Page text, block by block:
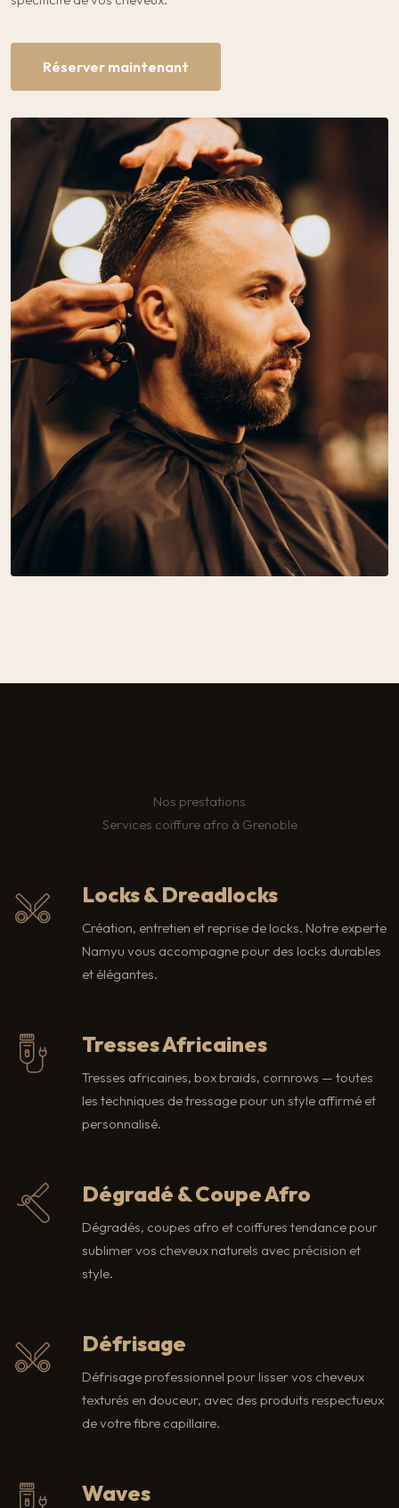
Réserver maintenant
Nos prestations
Services coiffure afro à Grenoble
Locks & Dreadlocks
Création, entretien et reprise de locks. Notre experte
Namyu vous accompagne pour des locks durables
et élégantes.
Tresses Africaines
Tresses africaines, box braids, cornrows — toutes
les techniques de tressage pour un style affirmé et
personnalisé.
Dégradé & Coupe Afro
Dégradés, coupes afro et coiffures tendance pour
sublimer vos cheveux naturels avec précision et
style.
Défrisage
Défrisage professionnel pour lisser vos cheveux
texturés en douceur, avec des produits respectueux
de votre fibre capillaire.
Waves